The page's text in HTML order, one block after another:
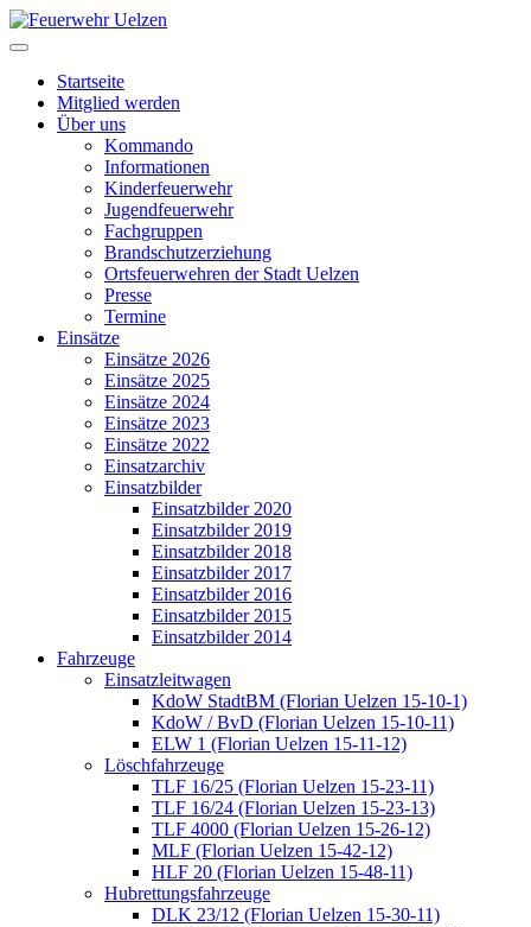
Startseite
Mitglied werden
Über uns
Kommando
Informationen
Kinderfeuerwehr
Jugendfeuerwehr
Fachgruppen
Brandschutzerziehung
Ortsfeuerwehren der Stadt Uelzen
Presse
Termine
Einsätze
Einsätze 2026
Einsätze 2025
Einsätze 2024
Einsätze 2023
Einsätze 2022
Einsatzarchiv
Einsatzbilder
Einsatzbilder 2020
Einsatzbilder 2019
Einsatzbilder 2018
Einsatzbilder 2017
Einsatzbilder 2016
Einsatzbilder 2015
Einsatzbilder 2014
Fahrzeuge
Einsatzleitwagen
KdoW StadtBM (Florian Uelzen 15-10-1)
KdoW / BvD (Florian Uelzen 15-10-11)
ELW 1 (Florian Uelzen 15-11-12)
Löschfahrzeuge
TLF 16/25 (Florian Uelzen 15-23-11)
TLF 16/24 (Florian Uelzen 15-23-13)
TLF 4000 (Florian Uelzen 15-26-12)
MLF (Florian Uelzen 15-42-12)
HLF 20 (Florian Uelzen 15-48-11)
Hubrettungsfahrzeuge
DLK 23/12 (Florian Uelzen 15-30-11)